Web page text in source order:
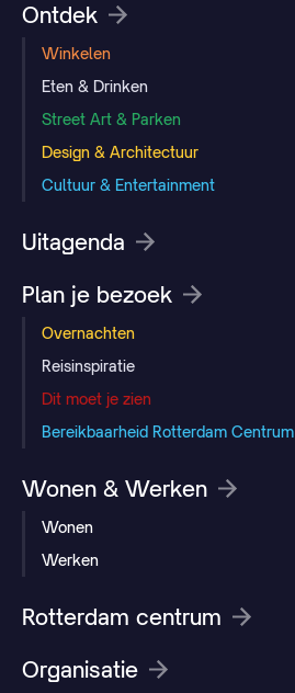
Ontdek
Winkelen
Eten & Drinken
Street Art & Parken
Design & Architectuur
Cultuur & Entertainment
Uitagenda
Plan je bezoek
Overnachten
Reisinspiratie
Dit moet je zien
Bereikbaarheid Rotterdam Centrum
Wonen & Werken
Wonen
Werken
Rotterdam centrum
Organisatie